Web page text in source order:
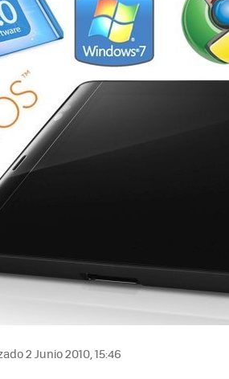
2 Junio 2010, 15:46